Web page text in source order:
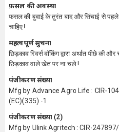
फ़सल की अवस्था
फसल की बुवाई के तुरंत बाद और सिंचाई से
चाहिए !
महत्वपूर्ण सुचना
छिड़काव रिवर्स वॉकिंग द्वारा अर्थात पीछे की
छिड़काव वाले खेत पर ना चले !
पंजीकरण संख्या
Mfg by Advance Agro Life : CIR-
(EC)(335) -1
पंजीकरण संख्या (2)
Mfg by Ulink Agritech : CIR-